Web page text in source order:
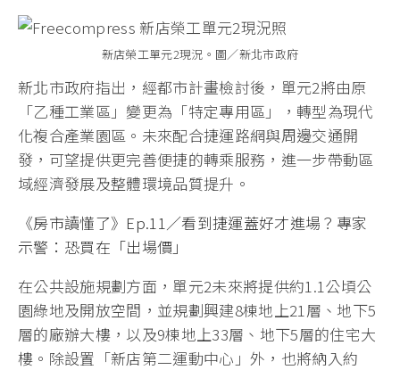
新店榮工單元2現況。圖／新北市政府
新北市政府指出，經都市計畫檢討後，單元2將由原
「乙種工業區」變更為「特定專用區」，轉型為現代
化複合產業園區。未來配合捷運路網與周邊交通開
發，可望提供更完善便捷的轉乘服務，進一步帶動區
域經濟發展及整體環境品質提升。
《房市讀懂了》Ep.11／看到捷運蓋好才進場？專家
示警：恐買在「出場價」
在公共設施規劃方面，單元2未來將提供約1.1公頃公
園綠地及開放空間，並規劃興建8棟地上21層、地下5
層的廠辦大樓，以及9棟地上33層、地下5層的住宅大
樓。除設置「新店第二運動中心」外，也將納入約